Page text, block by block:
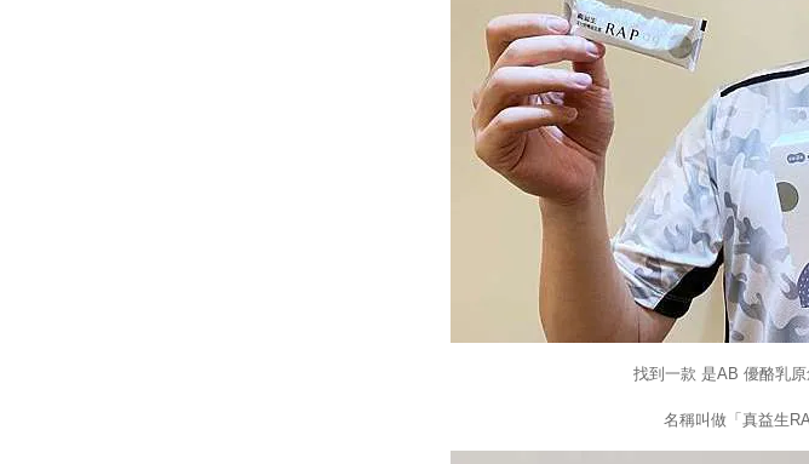
找到一款 是AB 優酪乳
名稱叫做「真益生